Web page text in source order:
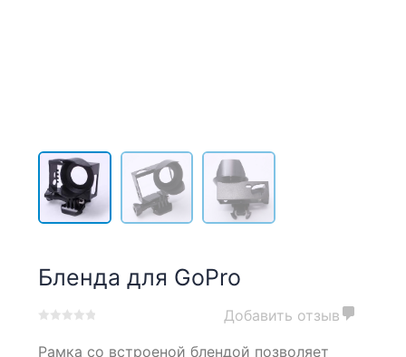
Бленда для GoPro
out
Добавить отзыв
Рамка со встроеной блендой позволяет